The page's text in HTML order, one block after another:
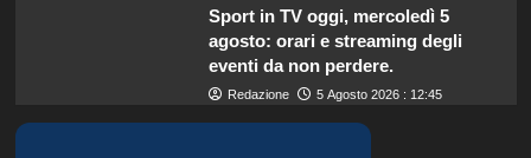
Sport in TV oggi, mercoledì 5
agosto: orari e streaming degli
eventi da non perdere.
Redazione 5 Agosto 2026 : 12:45